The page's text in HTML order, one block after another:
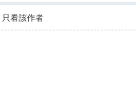
只看該作者